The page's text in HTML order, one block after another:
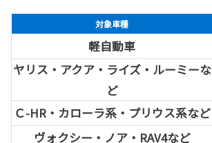
対象車種
軽自動車
ヤリス・アクア・ライズ・ルーミーな
ど
Ｃ-HR・カローラ系・プリウス系など
ヴォクシー・ノア・RAV4など